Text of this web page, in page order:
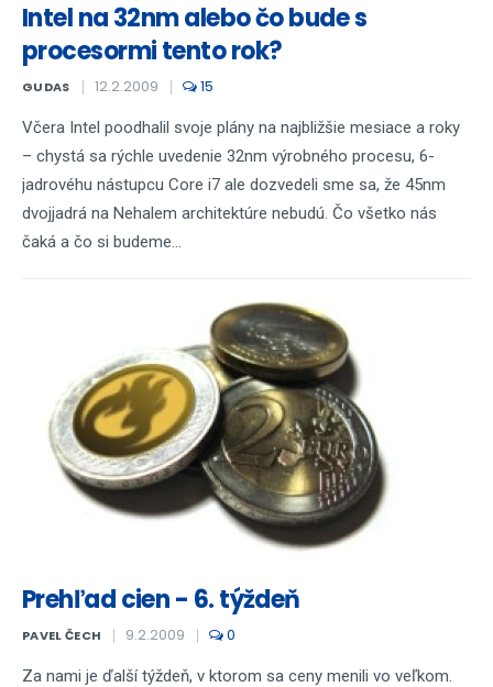
Intel na 32nm alebo čo bude s
procesormi tento rok?
GUDAS 12.2.2009 15
Včera Intel poodhalil svoje plány na najbližšie mesiace a roky
– chystá sa rýchle uvedenie 32nm výrobného procesu, 6-
jadrovéhu nástupcu Core i7 ale dozvedeli sme sa, že 45nm
dvojjadrá na Nehalem architektúre nebudú. Čo všetko nás
čaká a čo si budeme...
Prehľad cien - 6. týždeň
PAVEL ČECH 9.2.2009 0
Za nami je ďalší týždeň, v ktorom sa ceny menili vo veľkom.